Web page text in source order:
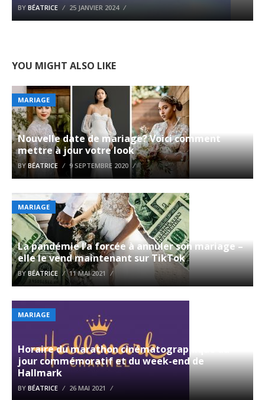
BY BÉATRICE 25 JANVIER 2024
YOU MIGHT ALSO LIKE
MARIAGE
Nouvelle date de mariage? Voici comment
mettre à jour votre look
BY BÉATRICE 9 SEPTEMBRE 2020
MARIAGE
La pandémie l’a forcée à annuler son mariage –
elle le vend maintenant sur TikTok
BY BÉATRICE 11 MAI 2021
MARIAGE
Horaire du marathon cinématographique du
jour commémoratif et du week-end de
Hallmark
BY BÉATRICE 26 MAI 2021